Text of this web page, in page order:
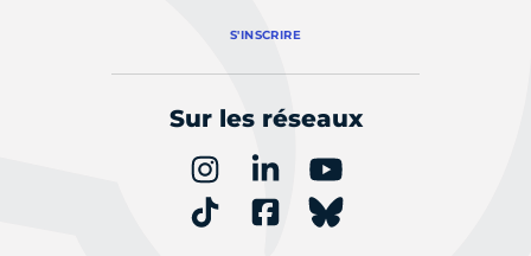
S'INSCRIRE
Sur les réseaux